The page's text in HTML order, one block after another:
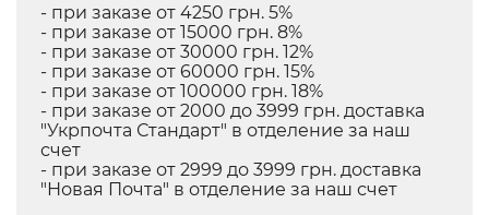
- при заказе от 4250 грн. 5%
- при заказе от 15000 грн. 8%
- при заказе от 30000 грн. 12%
- при заказе от 60000 грн. 15%
- при заказе от 100000 грн. 18%
- при заказе от 2000 до 3999 грн. доставка
"Укрпочта Стандарт" в отделение за наш
счет
- при заказе от 2999 до 3999 грн. доставка
"Новая Почта" в отделение за наш счет